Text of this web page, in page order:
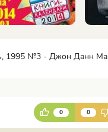
№3 - Джон Данн Макдональд
0 0